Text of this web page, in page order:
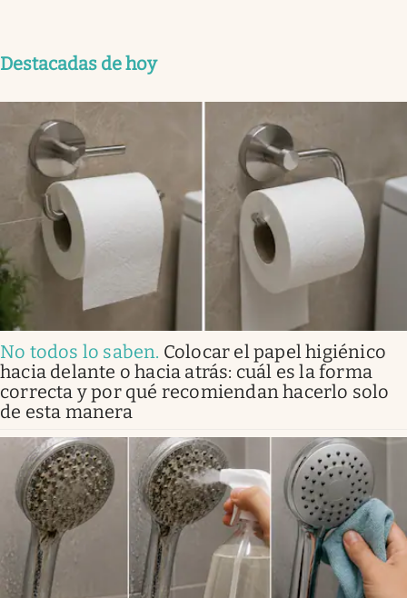
Destacadas de hoy
No todos lo saben. Colocar el papel higiénico
hacia delante o hacia atrás: cuál es la forma
correcta y por qué recomiendan hacerlo solo
de esta manera